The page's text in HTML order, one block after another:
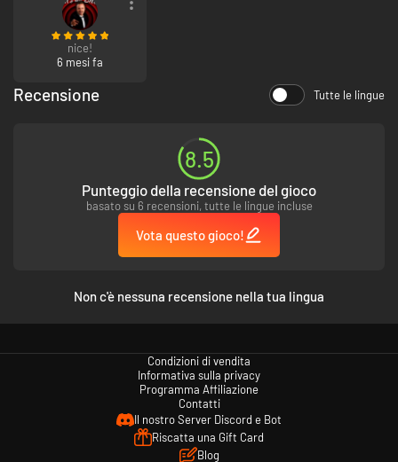
Le storie di due uomini che si incrociano e fanno tremare il fato stesso.
nice!
6 mesi fa
Recensione Tutte le lingue
8.5
Punteggio della recensione del gioco
basato su 6 recensioni, tutte le lingue incluse
Vota questo gioco!
Non c'è nessuna recensione nella tua lingua
Condizioni di vendita
Informativa sulla privacy
Programma Affiliazione
Contatti
Il nostro Server Discord e Bot
Riscatta una Gift Card
Blog